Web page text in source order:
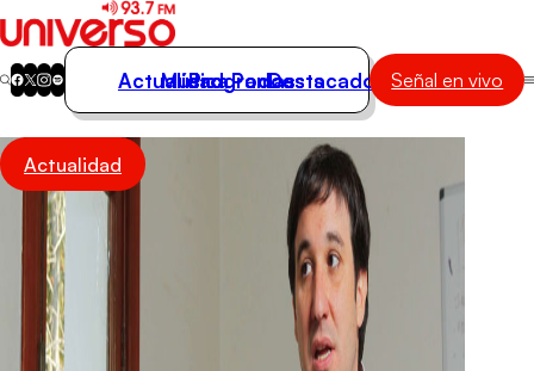
Actualidad
Música
Programas
Podcasts
Destacados
Actualidad
Música
Programas
Podcasts
Destacados Señal en vivo
Actualidad